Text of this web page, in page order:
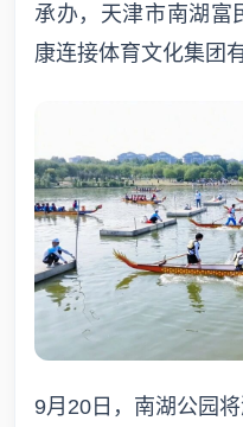
承办，天津市南湖富
康连接体育文化集团
9月20日，南湖公园